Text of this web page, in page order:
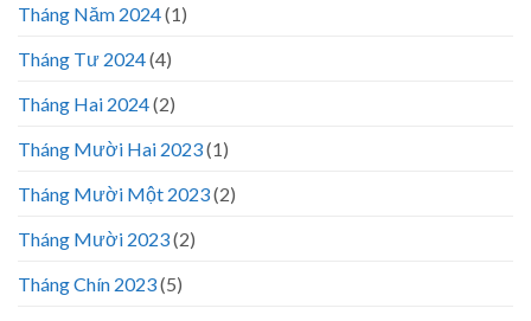
Tháng Năm 2024(1)
Tháng Tư 2024(4)
Tháng Hai 2024(2)
Tháng Mười Hai 2023(1)
Tháng Mười Một 2023(2)
Tháng Mười 2023(2)
Tháng Chín 2023(5)